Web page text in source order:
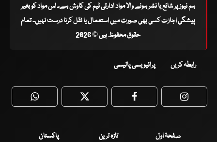
ہم نیوز پر شائع یا نشر ہونے والا مواد ادارتی ٹیم کی کاوش ہے۔ اس مواد کو بغیر
پیشگی اجازت کسی بھی صورت میں استعمال یا نقل کرنا درست نہیں۔ تمام
حقوق محفوظ ہیں © 2026
رابطہ کریں پرائیویسی پالیسی
WhatsApp Twitter Facebook
صفحۂ اول تازہ ترین
پاکستان